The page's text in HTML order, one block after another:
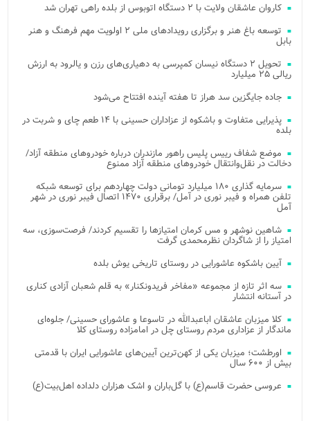
کاروان عاشقان ولایت با ۲ دستگاه اتوبوس از بلده راهی تهران شد
توسعه باغ هنر و برگزاری رویدادهای ملی ۲ اولویت مهم فرهنگ و هنر
بابل
تحویل ۲ دستگاه نیسان کمپرسی به دهیاری‌های رزن و یالرود به ارزش
ریالی ۲۵ میلیارد
جاده جایگزین سد هراز تا هفته آینده افتتاح می‌شود
پذیرایی متفاوت و باشکوه از عزاداران حسینی با ۱۴ طعم چای و شربت در
بلده
موضع شفاف رییس پلیس راهور مازندران درباره خودروهای منطقه آزاد/
دخالت در نقل‌وانتقال خودروهای منطقه آزاد ممنوع
سرمایه گذاری ۱۸۰ میلیارد تومانی دولت چهاردهم برای توسعه شبکه
تلفن همراه و فیبر نوری در آمل/ برقراری ۱۴۷۰ اتصال فیبر نوری در شهر
آمل
شاهین نوشهر و مس کرمان امتیازها را تقسیم کردند/ فرصت‌سوزی، سه
امتیاز را از شاگردان نظرمحمدی گرفت
آیین باشکوه عاشورایی در روستای تاریخی یوش بلده
سه اثر تازه از مجموعه «مفاخر فریدونکنار» به قلم شعبان آزادی کناری
در آستانه انتشار
کلا میزبان عاشقان اباعبدالله در تاسوعا و عاشورای حسینی/ جلوه‌ای
ماندگار از عزاداری مردم روستای چل در امامزاده روستای کلا
اورطشت؛ میزبان یکی از کهن‌ترین آیین‌های عاشورایی ایران با قدمتی
بیش از ۶۰۰ سال
عروسی حضرت قاسم(ع) با گل‌باران و اشک هزاران دلداده اهل‌بیت(ع)